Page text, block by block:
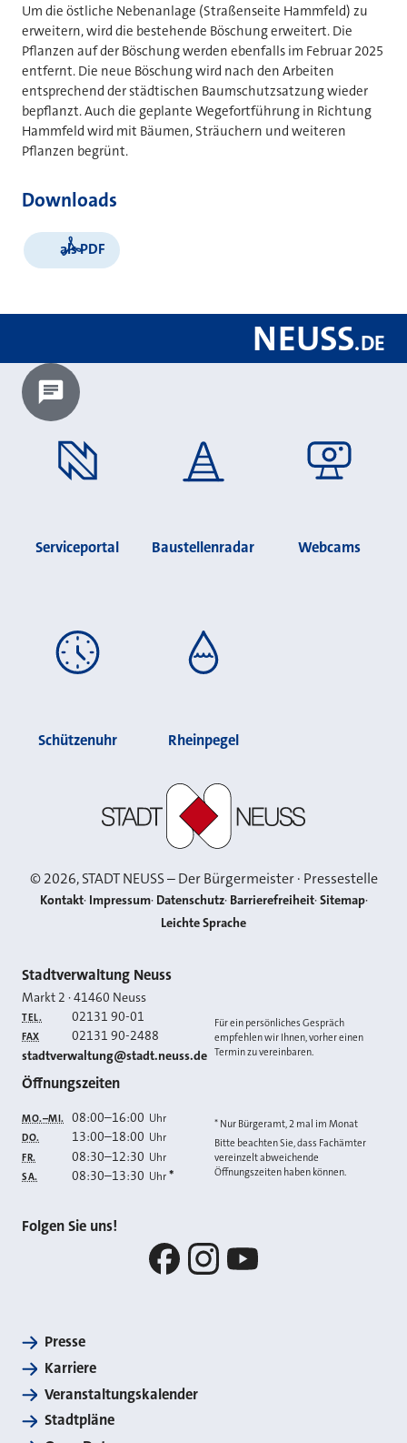
Um die östliche Nebenanlage (Straßenseite Hammfeld) zu
erweitern, wird die bestehende Böschung erweitert. Die
Pflanzen auf der Böschung werden ebenfalls im Februar 2025
entfernt. Die neue Böschung wird nach den Arbeiten
entsprechend der städtischen Baumschutzsatzung wieder
bepflanzt. Auch die geplante Wegefortführung in Richtung
Hammfeld wird mit Bäumen, Sträuchern und weiteren
Pflanzen begrünt.
Downloads
als PDF
NEUSS.DE
Chatbot laden?
Serviceportal Baustellenradar Webcams
Schützenuhr Rheinpegel
©2026, STADT NEUSS – Der Bürgermeister · Pressestelle
Kontakt Impressum Datenschutz Barrierefreiheit Sitemap
Leichte Sprache
Kontakt
Stadtverwaltung Neuss
Markt 2 ·41460 Neuss
TEL. 02131 90-01
FAX 02131 90-2488
E-MAIL
stadtverwaltung@stadt.neuss.de
Für ein persönliches Gespräch
empfehlen wir Ihnen, vorher einen
Termin zu vereinbaren.
Öffnungszeiten
MO.–MI. 08:00–16:00 Uhr
DO. 13:00–18:00 Uhr
FR. 08:30–12:30 Uhr
SA. 08:30–13:30 Uhr *
* Nur Bürgeramt, 2 mal im Monat
Bitte beachten Sie, dass Fachämter
vereinzelt abweichende
Öffnungszeiten haben können.
Folgen Sie uns!
Presse
Karriere
Veranstaltungskalender
Stadtpläne